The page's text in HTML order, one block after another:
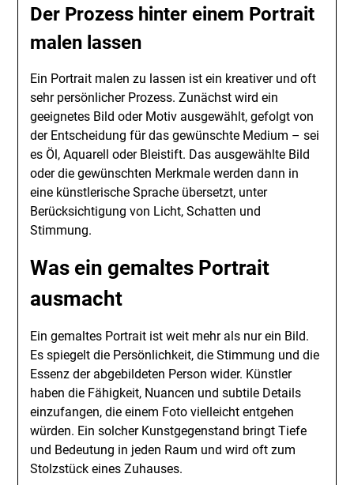
Der Prozess hinter einem Portrait
malen lassen
Ein Portrait malen zu lassen ist ein kreativer und oft
sehr persönlicher Prozess. Zunächst wird ein
geeignetes Bild oder Motiv ausgewählt, gefolgt von
der Entscheidung für das gewünschte Medium – sei
es Öl, Aquarell oder Bleistift. Das ausgewählte Bild
oder die gewünschten Merkmale werden dann in
eine künstlerische Sprache übersetzt, unter
Berücksichtigung von Licht, Schatten und
Stimmung.
Was ein gemaltes Portrait
ausmacht
Ein gemaltes Portrait ist weit mehr als nur ein Bild.
Es spiegelt die Persönlichkeit, die Stimmung und die
Essenz der abgebildeten Person wider. Künstler
haben die Fähigkeit, Nuancen und subtile Details
einzufangen, die einem Foto vielleicht entgehen
würden. Ein solcher Kunstgegenstand bringt Tiefe
und Bedeutung in jeden Raum und wird oft zum
Stolzstück eines Zuhauses.